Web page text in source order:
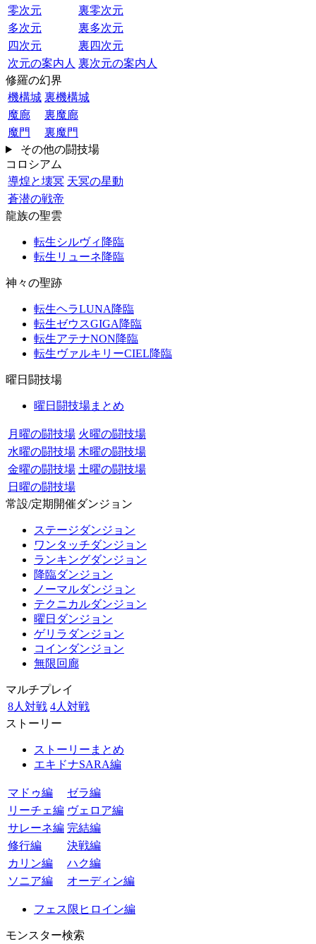
零次元
裏零次元
多次元
裏多次元
四次元
裏四次元
次元の案内人 裏次元の案内人
修羅の幻界
機構城 裏機構城
魔廊
裏魔廊
魔門
裏魔門
その他の闘技場
コロシアム
導煌と壊冥 天冥の星動
蒼潜の戦帝
龍族の聖雲
転生シルヴィ降臨
転生リューネ降臨
神々の聖跡
転生ヘラLUNA降臨
転生ゼウスGIGA降臨
転生アテナNON降臨
転生ヴァルキリーCIEL降臨
曜日闘技場
曜日闘技場まとめ
月曜の闘技場 火曜の闘技場
水曜の闘技場 木曜の闘技場
金曜の闘技場 土曜の闘技場
日曜の闘技場
常設/定期開催ダンジョン
ステージダンジョン
ワンタッチダンジョン
ランキングダンジョン
降臨ダンジョン
ノーマルダンジョン
テクニカルダンジョン
曜日ダンジョン
ゲリラダンジョン
コインダンジョン
無限回廊
マルチプレイ
8人対戦 4人対戦
ストーリー
ストーリーまとめ
エキドナSARA編
マドゥ編
ゼラ編
リーチェ編 ヴェロア編
サレーネ編 完結編
修行編
決戦編
カリン編
ハク編
ソニア編
オーディン編
フェス限ヒロイン編
モンスター検索